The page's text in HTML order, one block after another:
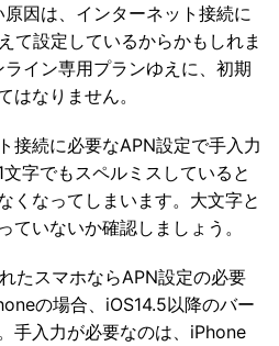
因は、インターネット接続に
て設定しているからかもしれま
イン専用プランゆえに、初期
はなりません。
接続に必要なAPN設定で手入力
字でもスペルミスしていると
くなってしまいます。大文字と
ていないか確認しましょう。
たスマホならAPN設定の必要
の場合、iOS14.5以降のバー
手入力が必要なのは、iPhone